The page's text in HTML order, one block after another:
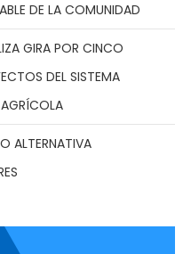
DE LA COMUNIDAD
GIRA POR CINCO
DEL SISTEMA
ALTERNATIVA